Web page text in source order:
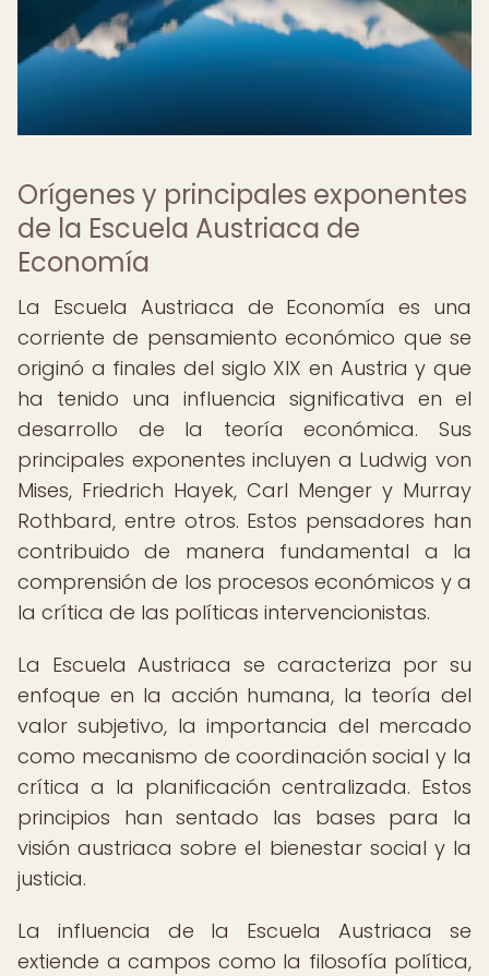
Orígenes y principales exponentes
de la Escuela Austriaca de
Economía
La Escuela Austriaca de Economía es una
corriente de pensamiento económico que se
originó a finales del siglo XIX en Austria y que
ha tenido una influencia significativa en el
desarrollo de la teoría económica. Sus
principales exponentes incluyen a Ludwig von
Mises, Friedrich Hayek, Carl Menger y Murray
Rothbard, entre otros. Estos pensadores han
contribuido de manera fundamental a la
comprensión de los procesos económicos y a
la crítica de las políticas intervencionistas.
La Escuela Austriaca se caracteriza por su
enfoque en la acción humana, la teoría del
valor subjetivo, la importancia del mercado
como mecanismo de coordinación social y la
crítica a la planificación centralizada. Estos
principios han sentado las bases para la
visión austriaca sobre el bienestar social y la
justicia.
La influencia de la Escuela Austriaca se
extiende a campos como la filosofía política,